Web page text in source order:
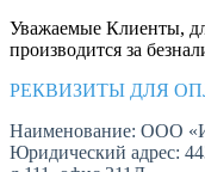
Уважаемые Клиенты,
производится за
РЕКВИЗИТЫ ДЛЯ
Наименование: ООО
Юридический адрес: